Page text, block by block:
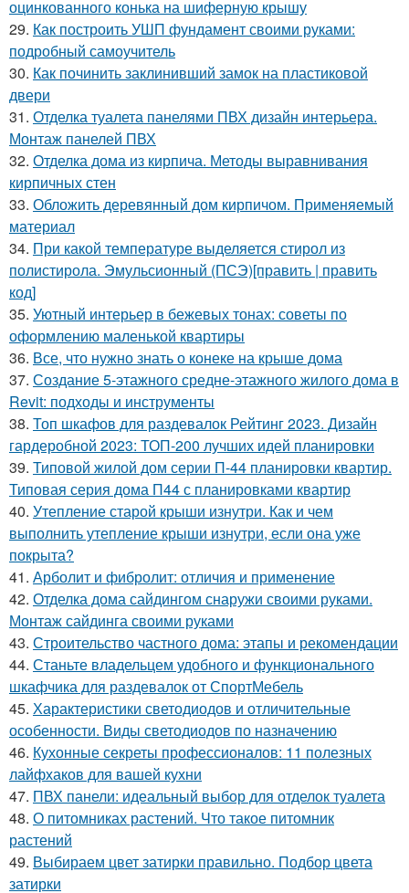
оцинкованного конька на шиферную крышу
29. Как построить УШП фундамент своими руками:
подробный самоучитель
30. Как починить заклинивший замок на пластиковой
двери
31. Отделка туалета панелями ПВХ дизайн интерьера.
Монтаж панелей ПВХ
32. Отделка дома из кирпича. Методы выравнивания
кирпичных стен
33. Обложить деревянный дом кирпичом. Применяемый
материал
34. При какой температуре выделяется стирол из
полистирола. Эмульсионный (ПСЭ)[править | править
код]
35. Уютный интерьер в бежевых тонах: советы по
оформлению маленькой квартиры
36. Все, что нужно знать о конеке на крыше дома
37. Создание 5-этажного средне-этажного жилого дома в
Revit: подходы и инструменты
38. Топ шкафов для раздевалок Рейтинг 2023. Дизайн
гардеробной 2023: ТОП-200 лучших идей планировки
39. Типовой жилой дом серии П-44 планировки квартир.
Типовая серия дома П44 с планировками квартир
40. Утепление старой крыши изнутри. Как и чем
выполнить утепление крыши изнутри, если она уже
покрыта?
41. Арболит и фибролит: отличия и применение
42. Отделка дома сайдингом снаружи своими руками.
Монтаж сайдинга своими руками
43. Строительство частного дома: этапы и рекомендации
44. Станьте владельцем удобного и функционального
шкафчика для раздевалок от СпортМебель
45. Характеристики светодиодов и отличительные
особенности. Виды светодиодов по назначению
46. Кухонные секреты профессионалов: 11 полезных
лайфхаков для вашей кухни
47. ПВХ панели: идеальный выбор для отделок туалета
48. О питомниках растений. Что такое питомник
растений
49. Выбираем цвет затирки правильно. Подбор цвета
затирки